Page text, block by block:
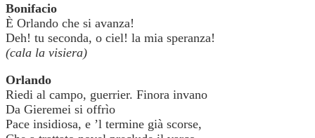
Bonifacio
È Orlando che si avanza!
Deh! tu seconda, o ciel! la mia speranza!
(cala la visiera)
Orlando
Riedi al campo, guerrier. Finora invano
Da Gieremei si offrìo
Pace insidiosa, e ’l termine già scorse,